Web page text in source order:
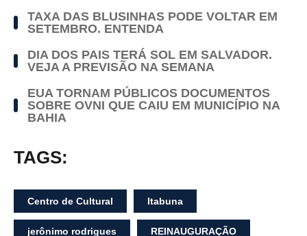
TAXA DAS BLUSINHAS PODE VOLTAR EM
SETEMBRO. ENTENDA
DIA DOS PAIS TERÁ SOL EM SALVADOR.
VEJA A PREVISÃO NA SEMANA
EUA TORNAM PÚBLICOS DOCUMENTOS
SOBRE OVNI QUE CAIU EM MUNICÍPIO NA
BAHIA
TAGS:
Centro de Cultural Itabuna
jerônimo rodrigues REINAUGURAÇÃO